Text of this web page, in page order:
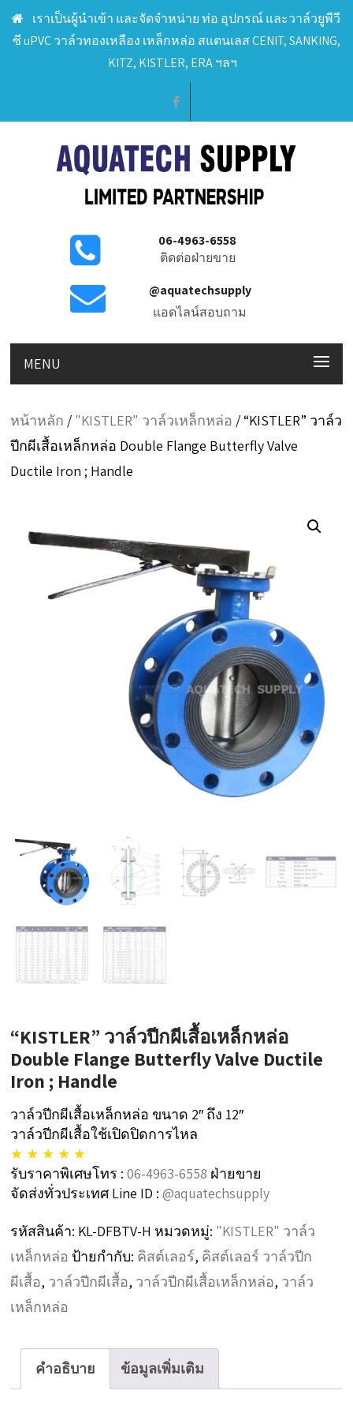
เราเป็นผู้นำเข้า และจัดจำหน่าย ท่อ อุปกรณ์ และวาล์วยูพีวี
ซี uPVC วาล์วทองเหลือง เหล็กหล่อ สแตนเลส CENIT, SANKING,
KITZ, KISTLER, ERA ฯลฯ
06-4963-6558
ติดต่อฝ่ายขาย
@aquatechsupply
แอดไลน์สอบถาม
MENU
หน้าหลัก / "KISTLER" วาล์วเหล็กหล่อ / “KISTLER” วาล์ว
ปีกผีเสื้อเหล็กหล่อ Double Flange Butterfly Valve
Ductile Iron ; Handle
“KISTLER” วาล์วปีกผีเสื้อเหล็กหล่อ
Double Flange Butterfly Valve Ductile
Iron ; Handle
วาล์วปีกผีเสื้อเหล็กหล่อ ขนาด 2″ ถึง 12″
วาล์วปีกผีเสื้อใช้เปิดปิดการไหล
★ ★ ★ ★ ★
รับราคาพิเศษโทร :06-4963-6558 ฝ่ายขาย
จัดส่งทั่วประเทศ Line ID :@aquatechsupply
รหัสสินค้า: KL-DFBTV-H หมวดหมู่: "KISTLER" วาล์ว
เหล็กหล่อ ป้ายกำกับ: คิสต์เลอร์, คิสต์เลอร์ วาล์วปีก
ผีเสื้อ, วาล์วปีกผีเสื้อ, วาล์วปีกผีเสื้อเหล็กหล่อ, วาล์ว
เหล็กหล่อ
คำอธิบาย ข้อมูลเพิ่มเติม